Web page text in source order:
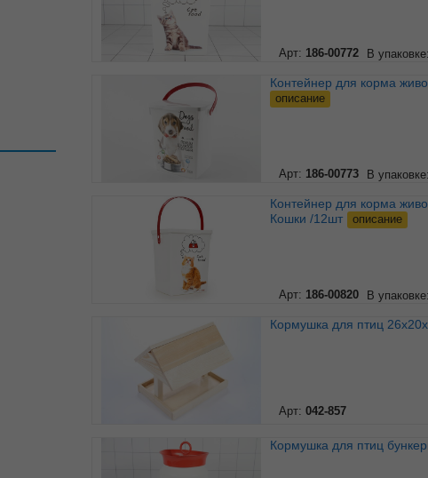
Арт: 186-00772 В
Контейнер для корма
описание
Арт: 186-00773 В
Контейнер для корма животных пласт 8, 5л 59303
Кошки /12шт
описание
Арт: 186-00820 В
Кормушка для птиц
Арт: 042-857
Кормушка для птиц